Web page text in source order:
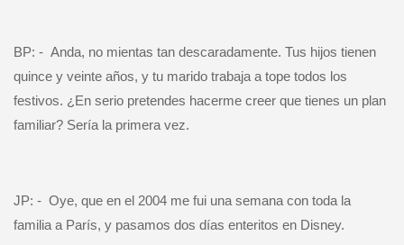
BP: - Anda, no mientas tan descaradamente. Tus hijos tienen
quince y veinte años, y tu marido trabaja a tope todos los
festivos. ¿En serio pretendes hacerme creer que tienes un plan
familiar? Sería la primera vez.
JP: - Oye, que en el 2004 me fui una semana con toda la
familia a París, y pasamos dos días enteritos en Disney.